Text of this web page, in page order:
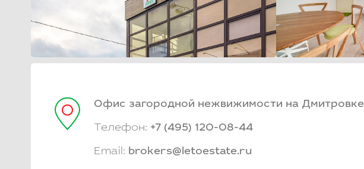
Офис загородной нежвижимости на Дмитровке
Телефон: +7 (495) 120-08-44
Email: brokers@letoestate.ru